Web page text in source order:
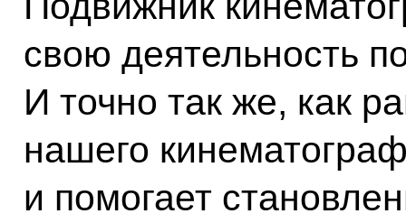
свою деятельность
И точно так же, как
нашего
и помогает